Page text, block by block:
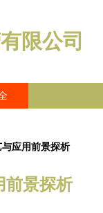
限公司
应用前景探析
前景探析